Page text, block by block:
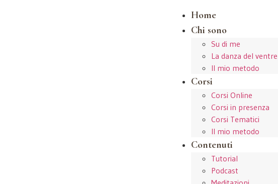
Home
Chi sono
Su di me
La danza del ventre
Il mio metodo
Corsi
Corsi Online
Corsi in presenza
Corsi Tematici
Il mio metodo
Contenuti
Tutorial
Podcast